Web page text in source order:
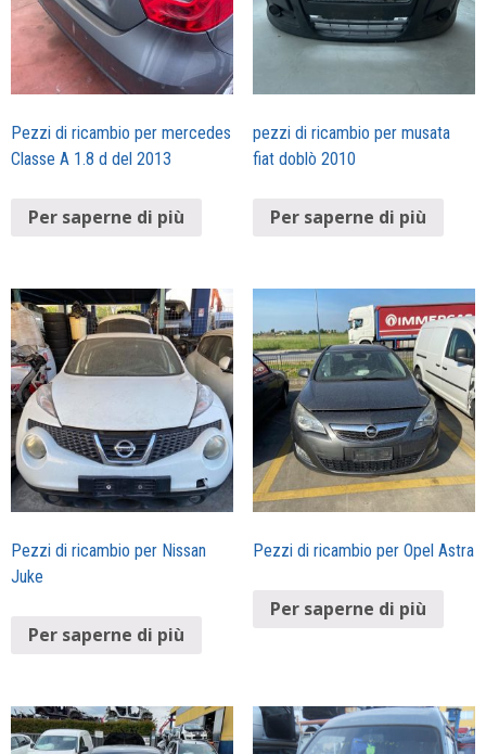
Pezzi di ricambio per mercedes
Classe A 1.8 d del 2013
Per saperne di più
pezzi di ricambio per musata
fiat doblò 2010
Per saperne di più
Pezzi di ricambio per Nissan
Juke
Per saperne di più
Pezzi di ricambio per Opel Astra
Per saperne di più